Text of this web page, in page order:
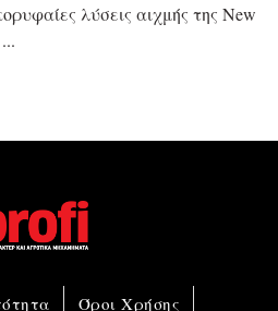
λύσεις αιχμής της New
Όροι Χρήσης